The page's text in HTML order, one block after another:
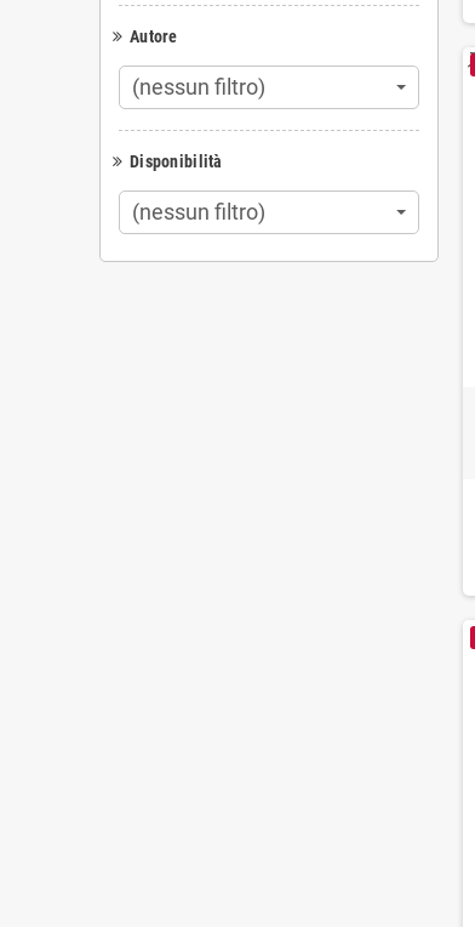
Autore
(nessun filtro)
Disponibilità
(nessun filtro)